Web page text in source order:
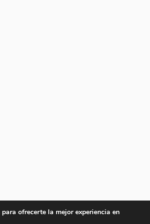
ofrecerte la mejor experiencia en